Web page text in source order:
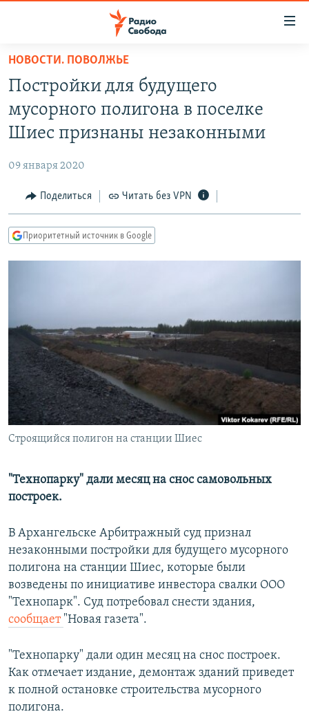
упрощенного
доступа
основному
Вернутся
Вернутся
ПОДКАСТЫ
АВТОРСКИЕ ПРОЕКТЫ
МНЕНИЯ
КУЛЬТУРА
КАВКАЗ.РЕАЛИИ
РАСПИСАНИЕ ВЕЩАНИЯ
ПОДПИШИТЕСЬ НА РАССЫЛКУ
СОЦИАЛЬНЫЕ СЕТИ
Все сайты РСЕ/РС
НОВОСТИ. ПОВОЛЖЬЕ
Постройки для будущего
мусорного полигона в поселке
Шиес признаны незаконными
09 января 2020
Поделиться Читать без VPN
Приоритетный источник в Google
Строящийся полигон на станции Шиес
"Технопарку" дали месяц на снос самовольных
построек.
В Архангельске Арбитражный суд признал
незаконными постройки для будущего мусорного
полигона на станции Шиес, которые были
возведены по инициативе инвестора свалки ООО
"Технопарк". Суд потребовал снести здания,
сообщает "Новая газета".
"Технопарку" дали один месяц на снос построек.
Как отмечает издание, демонтаж зданий приведет
к полной остановке строительства мусорного
полигона.